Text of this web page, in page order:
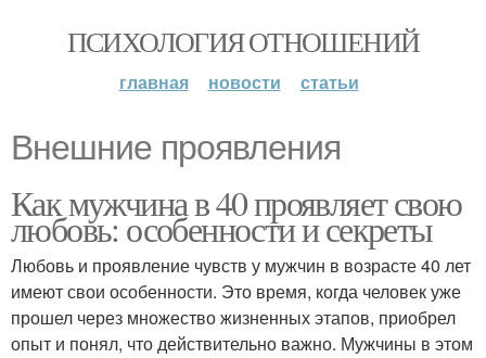
ПСИХОЛОГИЯ ОТНОШЕНИЙ
главная новости статьи
Внешние проявления
Как мужчина в 40 проявляет свою
любовь: особенности и секреты
Любовь и проявление чувств у мужчин в возрасте 40 лет
имеют свои особенности. Это время, когда человек уже
прошел через множество жизненных этапов, приобрел
опыт и понял, что действительно важно. Мужчины в этом